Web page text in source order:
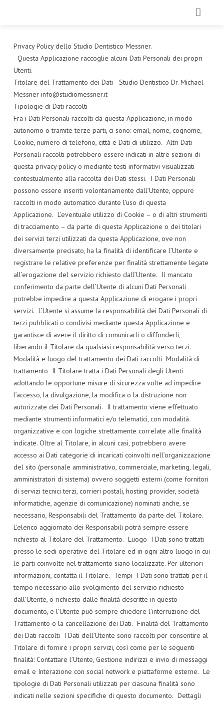
CHI SIAMO
TRATTAMENTI
ECCELLENZE
TECNOLOGIE
IL NOSTRO TEAM
GALLERY
CONTATTI
Privacy Policy dello Studio Dentistico Messner.
Questa Applicazione raccoglie alcuni Dati Personali dei propri
Utenti.
Titolare del Trattamento dei Dati Studio Dentistico Dr. Michael
Messner info@studiomessner.it
Tipologie di Dati raccolti
Fra i Dati Personali raccolti da questa Applicazione, in modo
autonomo o tramite terze parti, ci sono: email, nome, cognome,
Cookie, numero di telefono, città e Dati di utilizzo. Altri Dati
Personali raccolti potrebbero essere indicati in altre sezioni di
questa privacy policy o mediante testi informativi visualizzati
contestualmente alla raccolta dei Dati stessi. I Dati Personali
possono essere inseriti volontariamente dall’Utente, oppure
raccolti in modo automatico durante l’uso di questa
Applicazione. L’eventuale utilizzo di Cookie – o di altri strumenti
di tracciamento – da parte di questa Applicazione o dei titolari
dei servizi terzi utilizzati da questa Applicazione, ove non
diversamente precisato, ha la finalità di identificare l’Utente e
registrare le relative preferenze per finalità strettamente legate
all’erogazione del servizio richiesto dall’Utente. Il mancato
conferimento da parte dell’Utente di alcuni Dati Personali
potrebbe impedire a questa Applicazione di erogare i propri
servizi. L’Utente si assume la responsabilità dei Dati Personali di
terzi pubblicati o condivisi mediante questa Applicazione e
garantisce di avere il diritto di comunicarli o diffonderli,
liberando il Titolare da qualsiasi responsabilità verso terzi.
Modalità e luogo del trattamento dei Dati raccolti Modalità di
trattamento Il Titolare tratta i Dati Personali degli Utenti
adottando le opportune misure di sicurezza volte ad impedire
l’accesso, la divulgazione, la modifica o la distruzione non
autorizzate dei Dati Personali. Il trattamento viene effettuato
mediante strumenti informatici e/o telematici, con modalità
organizzative e con logiche strettamente correlate alle finalità
indicate. Oltre al Titolare, in alcuni casi, potrebbero avere
accesso ai Dati categorie di incaricati coinvolti nell’organizzazione
del sito (personale amministrativo, commerciale, marketing, legali,
amministratori di sistema) ovvero soggetti esterni (come fornitori
di servizi tecnici terzi, corrieri postali, hosting provider, società
informatiche, agenzie di comunicazione) nominati anche, se
necessario, Responsabili del Trattamento da parte del Titolare.
L’elenco aggiornato dei Responsabili potrà sempre essere
richiesto al Titolare del Trattamento. Luogo I Dati sono trattati
presso le sedi operative del Titolare ed in ogni altro luogo in cui
le parti coinvolte nel trattamento siano localizzate. Per ulteriori
informazioni, contatta il Titolare. Tempi I Dati sono trattati per il
tempo necessario allo svolgimento del servizio richiesto
dall’Utente, o richiesto dalle finalità descritte in questo
documento, e l’Utente può sempre chiedere l’interruzione del
Trattamento o la cancellazione dei Dati. Finalità del Trattamento
dei Dati raccolti I Dati dell’Utente sono raccolti per consentire al
Titolare di fornire i propri servizi, così come per le seguenti
finalità: Contattare l’Utente, Gestione indirizzi e invio di messaggi
email e Interazione con social network e piattaforme esterne. Le
tipologie di Dati Personali utilizzati per ciascuna finalità sono
indicati nelle sezioni specifiche di questo documento. Dettagli